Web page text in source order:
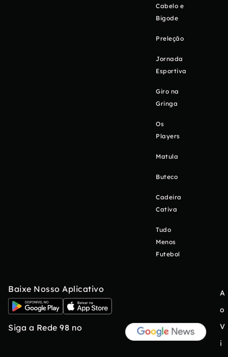
Cabelo e
Bigode
Preleção
Jornada
Esportiva
Giro na
Gringa
Os
Players
Matula
Buteco
Cadeira
Cativa
Tudo
Menos
Futebol
Baixe Nosso Aplicativo
Siga a Rede 98 no
A
o
V
i